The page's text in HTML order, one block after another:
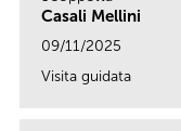
Casali Mellini
09/11/2025
Visita guidata